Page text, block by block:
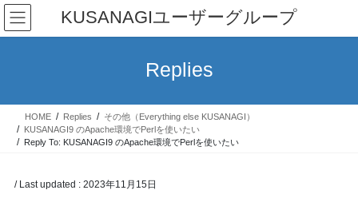
Skip
the
Skip
the
KUSANAGIユーザーグループ
Replies
HOME Replies
その他（Everything else KUSANAGI）
KUSANAGI9 のApache環境でPerlを使いたい
Reply To: KUSANAGI9 のApache環境でPerlを使いたい
/ Last updated : 2023年11月15日